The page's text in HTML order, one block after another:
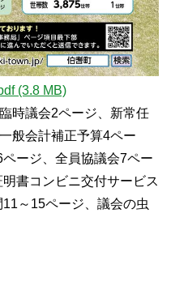
(3.8 MB)
時議会2ページ、新常任
般会計補正予算4ペー
ページ、全員協議会7ペー
書コンビニ交付サービス
～15ページ、議会の虫